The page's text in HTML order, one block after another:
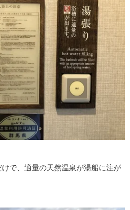
けで、適量の天然温泉が湯船に注が